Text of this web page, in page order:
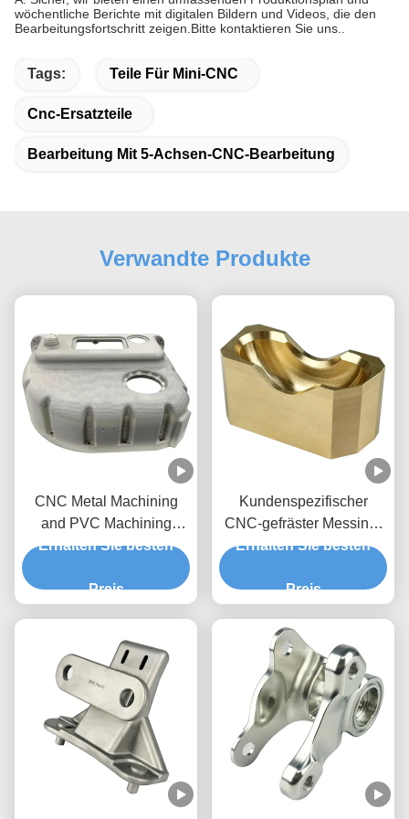
wöchentliche Berichte mit digitalen Bildern und Videos, die den
Bearbeitungsfortschritt zeigen.Bitte kontaktieren Sie uns..
Tags: Teile Für Mini-CNC
Cnc-Ersatzteile
Bearbeitung Mit 5-Achsen-CNC-Bearbeitung
Verwandte Produkte
CNC Metal Machining
and PVC Machining
Factory
Erhalten Sie besten
Preis
Kundenspezifischer
CNC-gefräster Messing-
Sattelblock | Hersteller
Erhalten Sie besten
Preis